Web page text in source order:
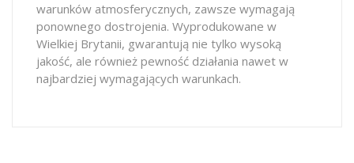
warunków atmosferycznych, zawsze wymagają
ponownego dostrojenia. Wyprodukowane w
Wielkiej Brytanii, gwarantują nie tylko wysoką
jakość, ale również pewność działania nawet w
najbardziej wymagających warunkach.